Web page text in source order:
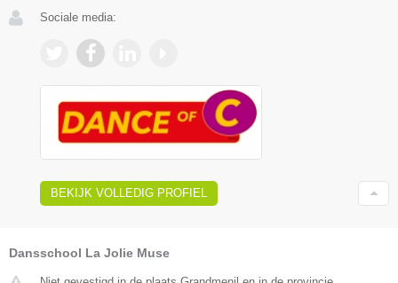
Sociale media:
BEKIJK VOLLEDIG PROFIEL
Dansschool La Jolie Muse